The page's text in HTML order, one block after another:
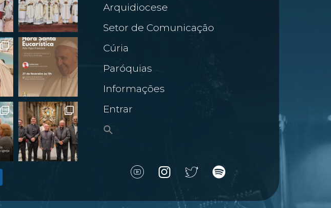
Arquidiocese
Setor de Comunicação
Cúria
Paróquias
Informações
Entrar